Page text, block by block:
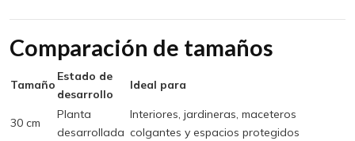
Comparación de tamaños
Tamaño
Estado de
desarrollo
Ideal para
30 cm
Planta
desarrollada
Interiores, jardineras, maceteros
colgantes y espacios protegidos